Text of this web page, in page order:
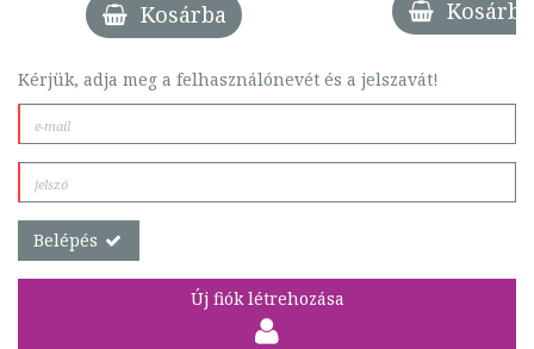
Kosárba Kosárba
Kérjük, adja meg a felhasználónevét és a jelszavát!
Belépés
Új fiók létrehozása